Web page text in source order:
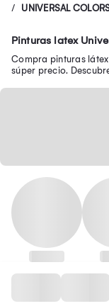
UNIVERSAL
Pinturas latex
Compra pinturas
súper precio.